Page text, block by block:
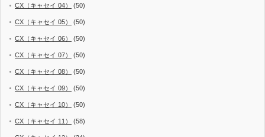
CX（キャセイ 04） (50)
CX（キャセイ 05） (50)
CX（キャセイ 06） (50)
CX（キャセイ 07） (50)
CX（キャセイ 08） (50)
CX（キャセイ 09） (50)
CX（キャセイ 10） (50)
CX（キャセイ 11） (58)